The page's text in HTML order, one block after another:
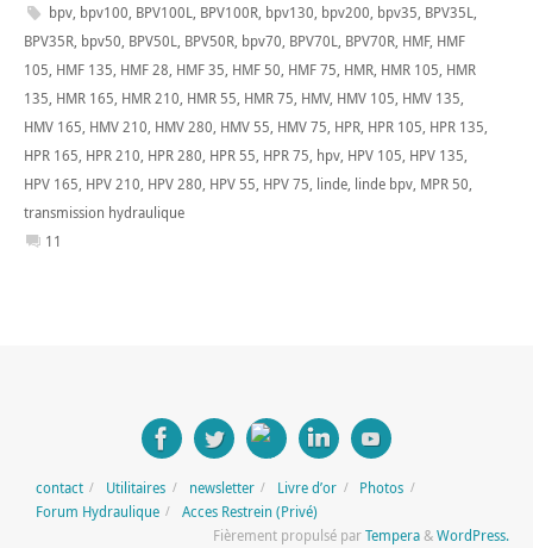
bpv, bpv100, BPV100L, BPV100R, bpv130, bpv200, bpv35, BPV35L,
BPV35R, bpv50, BPV50L, BPV50R, bpv70, BPV70L, BPV70R, HMF, HMF
105, HMF 135, HMF 28, HMF 35, HMF 50, HMF 75, HMR, HMR 105, HMR
135, HMR 165, HMR 210, HMR 55, HMR 75, HMV, HMV 105, HMV 135,
HMV 165, HMV 210, HMV 280, HMV 55, HMV 75, HPR, HPR 105, HPR 135,
HPR 165, HPR 210, HPR 280, HPR 55, HPR 75, hpv, HPV 105, HPV 135,
HPV 165, HPV 210, HPV 280, HPV 55, HPV 75, linde, linde bpv, MPR 50,
transmission hydraulique
11
contact Utilitaires newsletter Livre d’or
Photos
Forum Hydraulique
Acces Restrein (Privé)
Fièrement propulsé parTempera&WordPress.